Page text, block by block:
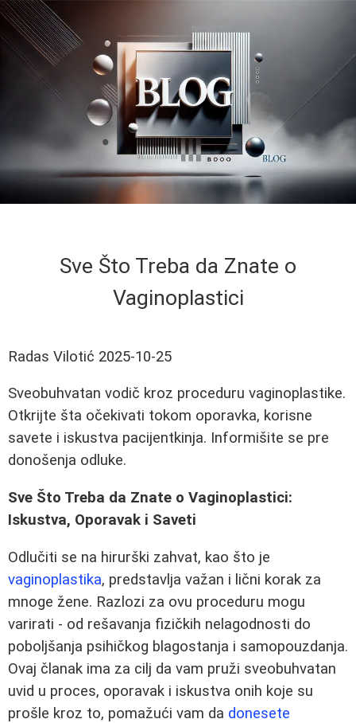
Sve Što Treba da Znate o
Vaginoplastici
Radas Vilotić 2025-10-25
Sveobuhvatan vodič kroz proceduru vaginoplastike.
Otkrijte šta očekivati tokom oporavka, korisne
savete i iskustva pacijentkinja. Informišite se pre
donošenja odluke.
Sve Što Treba da Znate o Vaginoplastici:
Iskustva, Oporavak i Saveti
Odlučiti se na hirurški zahvat, kao što je
vaginoplastika, predstavlja važan i lični korak za
mnoge žene. Razlozi za ovu proceduru mogu
varirati - od rešavanja fizičkih nelagodnosti do
poboljšanja psihičkog blagostanja i samopouzdanja.
Ovaj članak ima za cilj da vam pruži sveobuhvatan
uvid u proces, oporavak i iskustva onih koje su
prošle kroz to, pomažući vam da donesete